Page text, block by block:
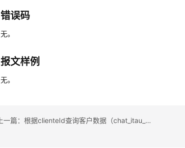
错误码
无。
报文样例
无。
上一篇：根据clienteId查询客户数据（chat_itau_cliente）